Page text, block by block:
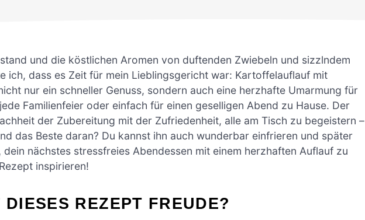
und die köstlichen Aromen von duftenden Zwiebeln und sizzlndem
ich, dass es Zeit für mein Lieblingsgericht war: Kartoffelauflauf mit
nur ein schneller Genuss, sondern auch eine herzhafte Umarmung für
Familienfeier oder einfach für einen geselligen Abend zu Hause. Der
der Zubereitung mit der Zufriedenheit, alle am Tisch zu begeistern –
das Beste daran? Du kannst ihn auch wunderbar einfrieren und später
nächstes stressfreies Abendessen mit einem herzhaften Auflauf zu
inspirieren!
REZEPT FREUDE?